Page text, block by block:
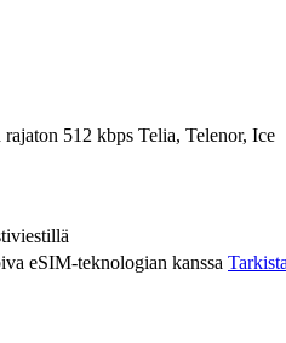
512 kbps Telia, Telenor, Ice
eSIM-teknologian kanssa